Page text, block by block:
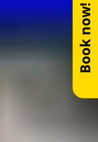
Book now!